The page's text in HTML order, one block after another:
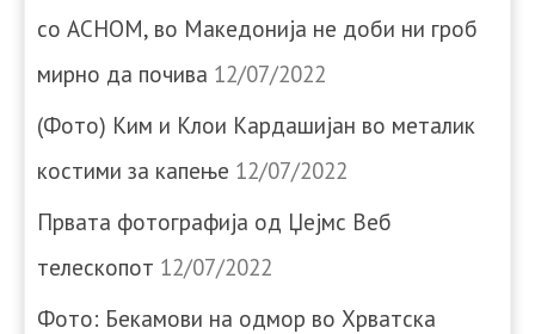
со АСНОМ, во Македонија не доби ни гроб
мирно да почива 12/07/2022
(Фото) Ким и Клои Кардашијан во металик
костими за капење 12/07/2022
Првата фотографија од Џејмс Веб
телескопот 12/07/2022
Фото: Бекамови на одмор во Хрватска